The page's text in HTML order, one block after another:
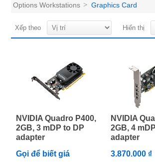
Options Workstations > Graphics Card
Xếp theo Hiển thị
NVIDIA Quadro P400,
2GB, 3 mDP to DP
adapter
Gọi để biết giá
NVIDIA
2GB, 4
adapter
3.870.000 ₫